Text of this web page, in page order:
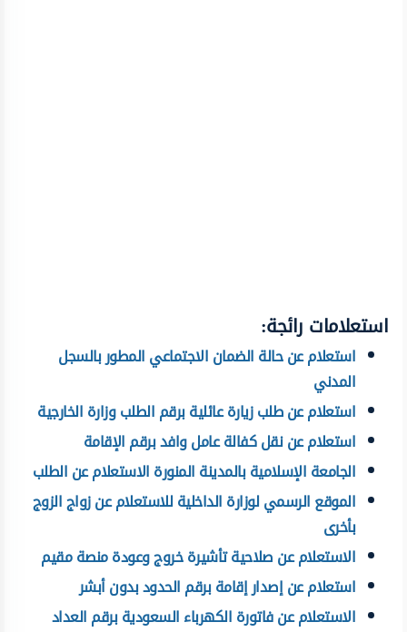
استعلامات رائجة:
استعلام عن حالة الضمان الاجتماعي المطور بالسجل
المدني
استعلام عن طلب زيارة عائلية برقم الطلب وزارة الخارجية
استعلام عن نقل كفالة عامل وافد برقم الإقامة
الجامعة الإسلامية بالمدينة المنورة الاستعلام عن الطلب
الموقع الرسمي لوزارة الداخلية للاستعلام عن زواج الزوج
بأخرى
الاستعلام عن صلاحية تأشيرة خروج وعودة منصة مقيم
استعلام عن إصدار إقامة برقم الحدود بدون أبشر
الاستعلام عن فاتورة الكهرباء السعودية برقم العداد